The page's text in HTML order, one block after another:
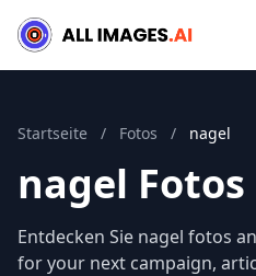
Startseite / Fotos / nagel
nagel Fotos
Entdecken Sie nagel fotos
for your next campaign,